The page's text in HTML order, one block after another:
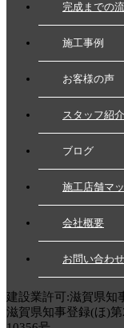
完成までの
施工事例
お客様の声
スタッフ紹介
ブログ
施工店舗マ
会社概要
お問い合わせ
建設業許可:滋賀県知
滋賀県知事登録(ほ)